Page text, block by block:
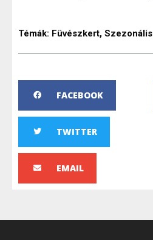
Témák: Füvészkert, Szezonális
FACEBOOK
TWITTER
EMAIL